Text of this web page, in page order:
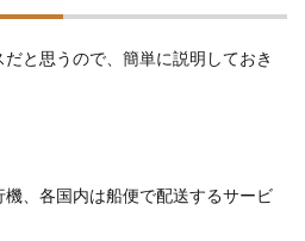
と思うので、簡単に説明しておき
、各国内は船便で配送するサービ